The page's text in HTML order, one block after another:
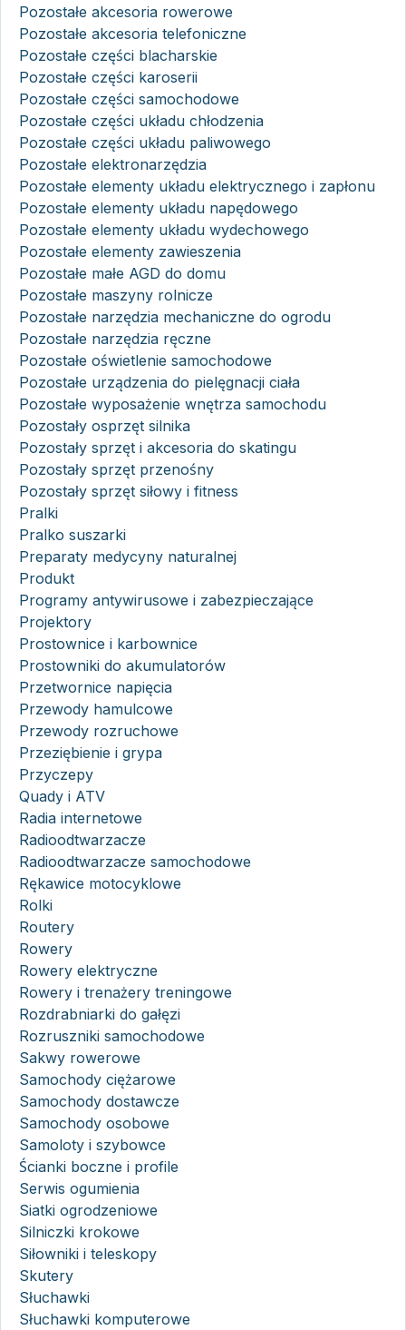
Pozostałe akcesoria rowerowe
Pozostałe akcesoria telefoniczne
Pozostałe części blacharskie
Pozostałe części karoserii
Pozostałe części samochodowe
Pozostałe części układu chłodzenia
Pozostałe części układu paliwowego
Pozostałe elektronarzędzia
Pozostałe elementy układu elektrycznego i zapłonu
Pozostałe elementy układu napędowego
Pozostałe elementy układu wydechowego
Pozostałe elementy zawieszenia
Pozostałe małe AGD do domu
Pozostałe maszyny rolnicze
Pozostałe narzędzia mechaniczne do ogrodu
Pozostałe narzędzia ręczne
Pozostałe oświetlenie samochodowe
Pozostałe urządzenia do pielęgnacji ciała
Pozostałe wyposażenie wnętrza samochodu
Pozostały osprzęt silnika
Pozostały sprzęt i akcesoria do skatingu
Pozostały sprzęt przenośny
Pozostały sprzęt siłowy i fitness
Pralki
Pralko suszarki
Preparaty medycyny naturalnej
Produkt
Programy antywirusowe i zabezpieczające
Projektory
Prostownice i karbownice
Prostowniki do akumulatorów
Przetwornice napięcia
Przewody hamulcowe
Przewody rozruchowe
Przeziębienie i grypa
Przyczepy
Quady i ATV
Radia internetowe
Radioodtwarzacze
Radioodtwarzacze samochodowe
Rękawice motocyklowe
Rolki
Routery
Rowery
Rowery elektryczne
Rowery i trenażery treningowe
Rozdrabniarki do gałęzi
Rozruszniki samochodowe
Sakwy rowerowe
Samochody ciężarowe
Samochody dostawcze
Samochody osobowe
Samoloty i szybowce
Ścianki boczne i profile
Serwis ogumienia
Siatki ogrodzeniowe
Silniczki krokowe
Siłowniki i teleskopy
Skutery
Słuchawki
Słuchawki komputerowe